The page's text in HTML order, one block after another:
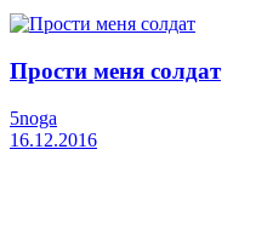
Прости меня солдат
5noga
16.12.2016